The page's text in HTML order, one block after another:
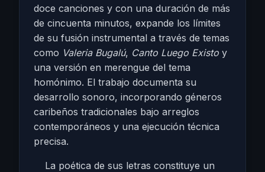
doce canciones y con una duración de más
de cincuenta minutos, expande los límites
de su fusión instrumental a través de temas
como Valeria Bugalú, Canto Luego Existo y
una versión en merengue del tema
homónimo. El trabajo documenta su
desarrollo sonoro, incorporando géneros
caribeños tradicionales bajo arreglos
contemporáneos y una ejecución técnica
precisa.
La poética de sus letras constituye un